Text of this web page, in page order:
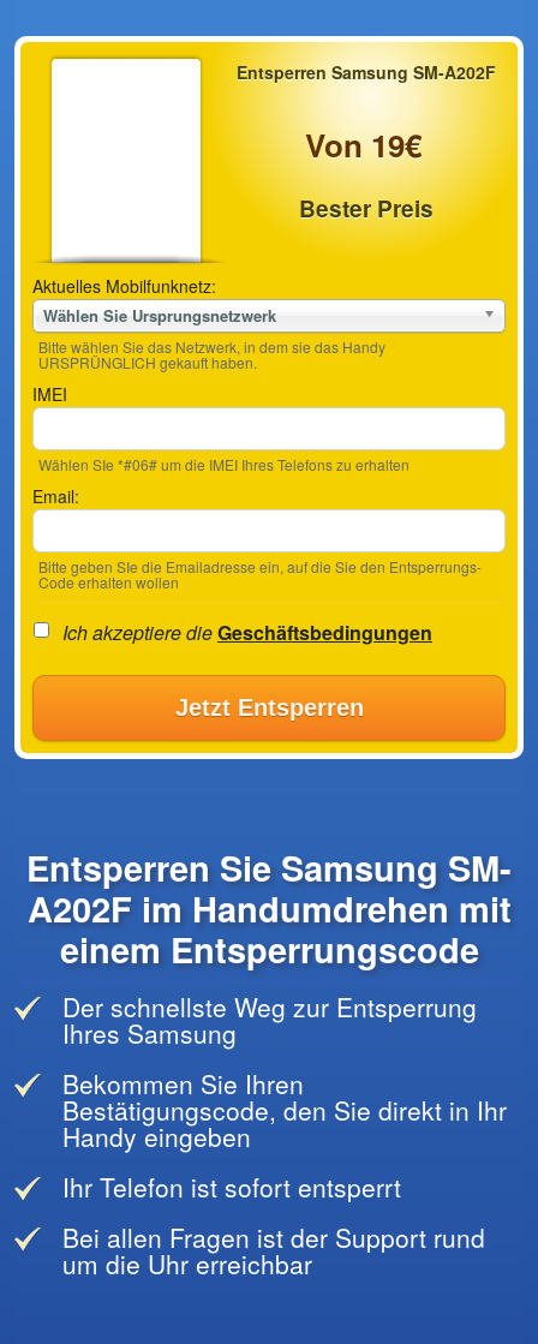
Entsperren Samsung SM-A202F
Von 19€
Bester Preis
Aktuelles Mobilfunknetz:
Wählen Sie Ursprungsnetzwerk
Bitte wählen Sie das Netzwerk, in dem sie das Handy
URSPRÜNGLICH gekauft haben.
IMEI
Wählen SIe *#06# um die IMEI Ihres Telefons zu erhalten
Email:
Bitte geben SIe die Emailadresse ein, auf die Sie den Entsperrungs-
Code erhalten wollen
Ich akzeptiere dieGeschäftsbedingungen
Jetzt Entsperren
Entsperren Sie Samsung SM-
A202F im Handumdrehen mit
einem Entsperrungscode
Der schnellste Weg zur Entsperrung
Ihres Samsung
Bekommen Sie Ihren
Bestätigungscode, den Sie direkt in Ihr
Handy eingeben
Ihr Telefon ist sofort entsperrt
Bei allen Fragen ist der Support rund
um die Uhr erreichbar